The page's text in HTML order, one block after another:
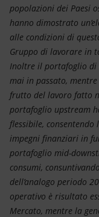
popolazioni dei Paesi
hanno dimostrato
alle condizioni di
Gruppo di lavorare in
Inoltre il portafoglio di
mai in passato,
frutto del lavoro fatto
portafoglio upstream
flessibile,
impegni finanziari in
portafoglio mid-
consumi,
dell’analogo periodo
operativo è risultato
Mercato, mentre la